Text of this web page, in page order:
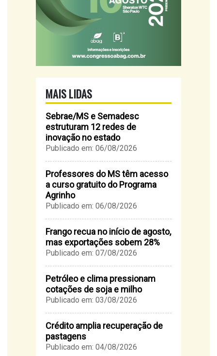
MAIS LIDAS
Sebrae/MS e Semadesc
estruturam 12 redes de
inovação no estado
Publicado em: 06/08/2026
Professores do MS têm acesso
a curso gratuito do Programa
Agrinho
Publicado em: 06/08/2026
Frango recua no início de agosto,
mas exportações sobem 28%
Publicado em: 07/08/2026
Petróleo e clima pressionam
cotações de soja e milho
Publicado em: 03/08/2026
Crédito amplia recuperação de
pastagens
Publicado em: 04/08/2026